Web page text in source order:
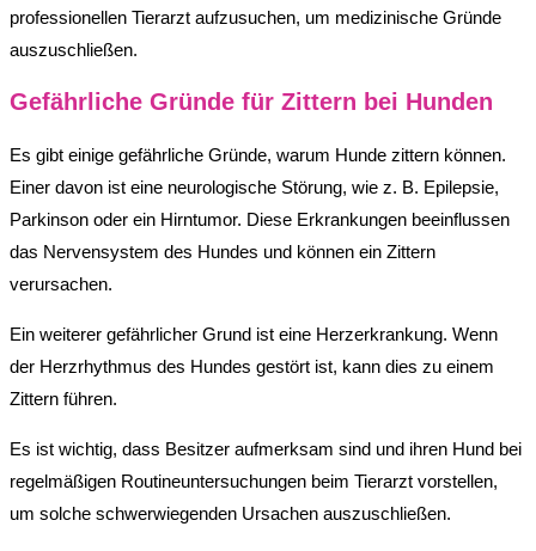
professionellen Tierarzt aufzusuchen, um medizinische Gründe
auszuschließen.
Gefährliche Gründe für Zittern bei Hunden
Es gibt einige gefährliche Gründe, warum Hunde zittern können.
Einer davon ist eine neurologische Störung, wie z. B. Epilepsie,
Parkinson oder ein Hirntumor. Diese Erkrankungen beeinflussen
das Nervensystem des Hundes und können ein Zittern
verursachen.
Ein weiterer gefährlicher Grund ist eine Herzerkrankung. Wenn
der Herzrhythmus des Hundes gestört ist, kann dies zu einem
Zittern führen.
Es ist wichtig, dass Besitzer aufmerksam sind und ihren Hund bei
regelmäßigen Routineuntersuchungen beim Tierarzt vorstellen,
um solche schwerwiegenden Ursachen auszuschließen.